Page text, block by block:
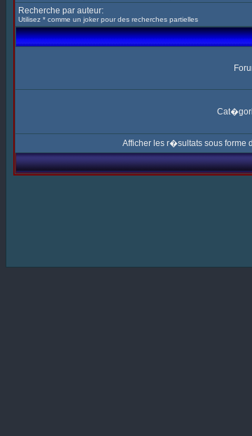
Recherche par auteur:
Utilisez * comme un joker pour des recherches partielles
Afficher les r�sultats sous forme